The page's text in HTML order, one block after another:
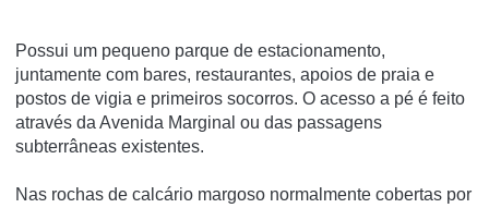
Possui um pequeno parque de estacionamento,
juntamente com bares, restaurantes, apoios de praia e
postos de vigia e primeiros socorros. O acesso a pé é feito
através da Avenida Marginal ou das passagens
subterrâneas existentes.
Nas rochas de calcário margoso normalmente cobertas por